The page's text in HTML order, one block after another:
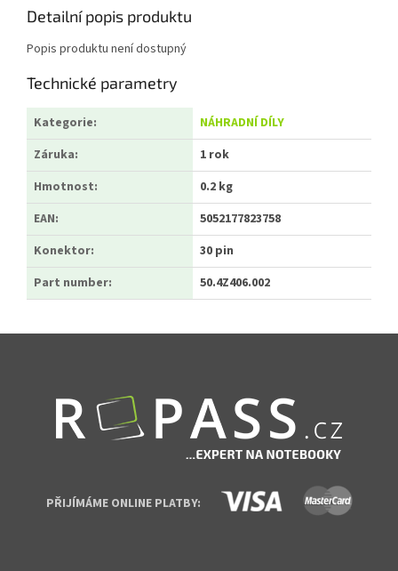
Detailní popis produktu
Popis produktu není dostupný
Technické parametry
Kategorie:
NÁHRADNÍ DÍLY
Záruka:
1 rok
Hmotnost:
0.2 kg
EAN:
5052177823758
Konektor:
30 pin
Part number: 50.4Z406.002
PŘIJÍMÁME ONLINE PLATBY: